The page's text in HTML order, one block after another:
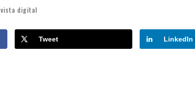
digital
Tweet LinkedIn